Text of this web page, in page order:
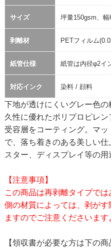
サイズ 坪量150gsm
剥離材 PETフィル
紙管仕様 紙管は内径φ2イ
対応インク 染料 / 顔料
下地が透けにくいグレー色
久性に優れたポリプロピレ
受容層をコーティング。マ
で、落ち着きのある美しい
スター、ディスプレイ等の用
【注意事項】
この商品は再剥離タイプで
側の材質によっては、剥が
ますのでご注意くださいます
【領収書が必要な方は下の